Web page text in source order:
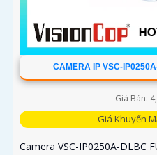
CAMERA IP VSC-
Giá Bán:
Giá Khuyến
Camera VSC-IP0250A-DLBC